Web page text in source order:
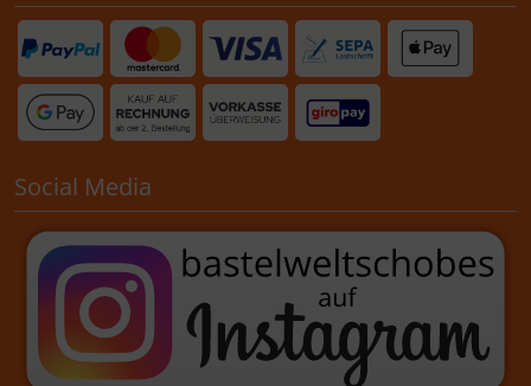
Social Media